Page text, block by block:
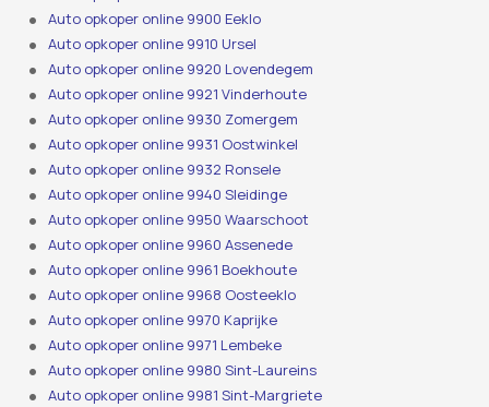
Auto opkoper online 9900 Eeklo
Auto opkoper online 9910 Ursel
Auto opkoper online 9920 Lovendegem
Auto opkoper online 9921 Vinderhoute
Auto opkoper online 9930 Zomergem
Auto opkoper online 9931 Oostwinkel
Auto opkoper online 9932 Ronsele
Auto opkoper online 9940 Sleidinge
Auto opkoper online 9950 Waarschoot
Auto opkoper online 9960 Assenede
Auto opkoper online 9961 Boekhoute
Auto opkoper online 9968 Oosteeklo
Auto opkoper online 9970 Kaprijke
Auto opkoper online 9971 Lembeke
Auto opkoper online 9980 Sint-Laureins
Auto opkoper online 9981 Sint-Margriete